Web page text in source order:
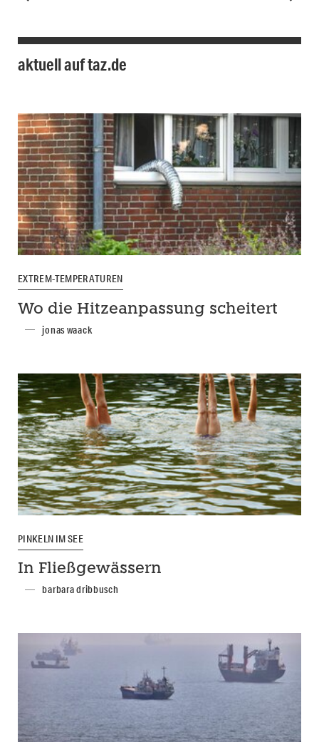
aktuell auf taz.de
EXTREM-TEMPERATUREN
Wo die Hitzeanpassung scheitert
jonas waack
PINKELN IM SEE
In Fließgewässern
barbara dribbusch